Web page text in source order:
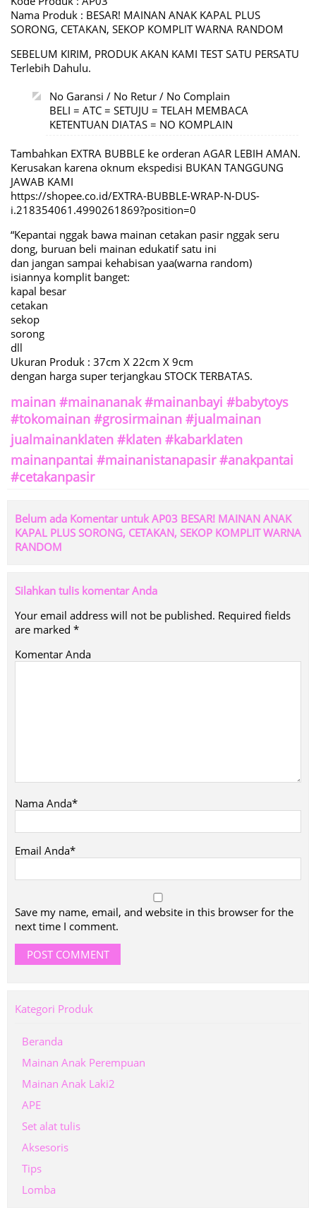
Nama Produk : BESAR! MAINAN ANAK KAPAL PLUS
SORONG, CETAKAN, SEKOP KOMPLIT WARNA RANDOM
SEBELUM KIRIM, PRODUK AKAN KAMI TEST SATU PERSATU
Terlebih Dahulu.
No Garansi / No Retur / No Complain
BELI = ATC = SETUJU = TELAH MEMBACA
KETENTUAN DIATAS = NO KOMPLAIN
Tambahkan EXTRA BUBBLE ke orderan AGAR LEBIH AMAN.
Kerusakan karena oknum ekspedisi BUKAN TANGGUNG
JAWAB KAMI
https://shopee.co.id/EXTRA-BUBBLE-WRAP-N-DUS-
i.218354061.4990261869?position=0
“Kepantai nggak bawa mainan cetakan pasir nggak seru
dong, buruan beli mainan edukatif satu ini
dan jangan sampai kehabisan yaa(warna random)
isiannya komplit banget:
kapal besar
cetakan
sekop
sorong
dll
Ukuran Produk : 37cm X 22cm X 9cm
dengan harga super terjangkau STOCK TERBATAS.
mainan #mainananak #mainanbayi #babytoys
#tokomainan #grosirmainan #jualmainan
jualmainanklaten #klaten #kabarklaten
mainanpantai #mainanistanapasir #anakpantai
#cetakanpasir
Belum ada Komentar untuk AP03 BESAR! MAINAN ANAK
KAPAL PLUS SORONG, CETAKAN, SEKOP KOMPLIT WARNA
RANDOM
Silahkan tulis komentar Anda
Your email address will not be published. Required fields
are marked *
Komentar Anda
Nama Anda*
Email Anda*
Save my name, email, and website in this browser for the
next time I comment.
Kategori Produk
Beranda
Mainan Anak Perempuan
Mainan Anak Laki2
APE
Set alat tulis
Aksesoris
Tips
Lomba